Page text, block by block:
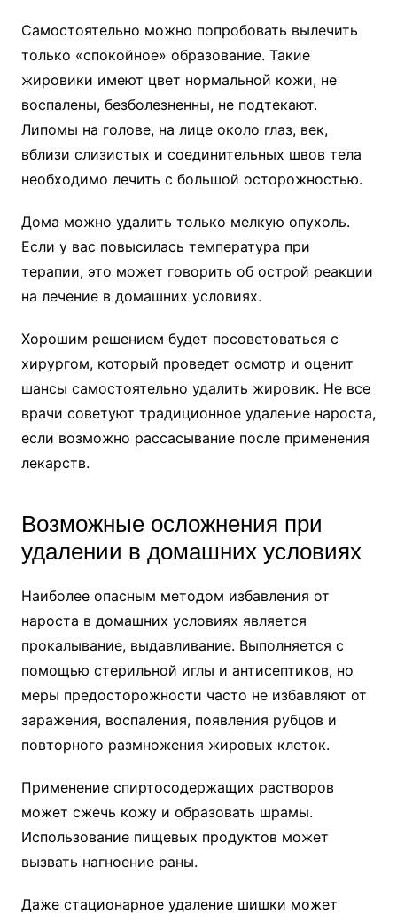
Самостоятельно можно попробовать вылечить
только «спокойное» образование. Такие
жировики имеют цвет нормальной кожи, не
воспалены, безболезненны, не подтекают.
Липомы на голове, на лице около глаз, век,
вблизи слизистых и соединительных швов тела
необходимо лечить с большой осторожностью.
Дома можно удалить только мелкую опухоль.
Если у вас повысилась температура при
терапии, это может говорить об острой реакции
на лечение в домашних условиях.
Хорошим решением будет посоветоваться с
хирургом, который проведет осмотр и оценит
шансы самостоятельно удалить жировик. Не все
врачи советуют традиционное удаление нароста,
если возможно рассасывание после применения
лекарств.
Возможные осложнения при
удалении в домашних условиях
Наиболее опасным методом избавления от
нароста в домашних условиях является
прокалывание, выдавливание. Выполняется с
помощью стерильной иглы и антисептиков, но
меры предосторожности часто не избавляют от
заражения, воспаления, появления рубцов и
повторного размножения жировых клеток.
Применение спиртосодержащих растворов
может сжечь кожу и образовать шрамы.
Использование пищевых продуктов может
вызвать нагноение раны.
Даже стационарное удаление шишки может